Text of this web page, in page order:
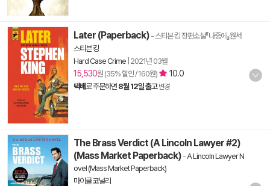
Later (Paperback) - 스티븐 킹 장편소설『나중에』원서
스티븐 킹
Hard Case Crime 2021년 03월
15,530원 (35% 할인 / 160원) 10.0
택배로 주문하면 8월 12일 출고 변경
The Brass Verdict (A Lincoln Lawyer #2)
(Mass Market Paperback) -A Lincoln Lawyer N
ovel (Mass Market Paperback)
마이클 코널리